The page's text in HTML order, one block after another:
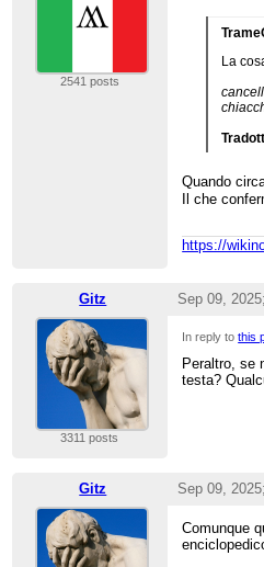
2541 posts
La
Quando
Il che
https://
Gitz Sep 09,
3311 posts
In reply tothis
Peraltro, se
testa?
Gitz Sep 09,
Comunque